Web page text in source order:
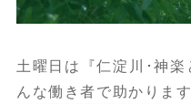
土曜日は『仁淀川･神
んな働き者で助かります